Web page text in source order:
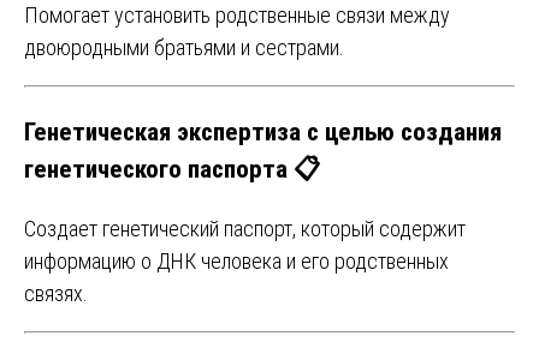
Помогает установить родственные связи между
двоюродными братьями и сестрами.
Генетическая экспертиза с целью создания
генетического паспорта 📋
Создает генетический паспорт, который содержит
информацию о ДНК человека и его родственных
связях.